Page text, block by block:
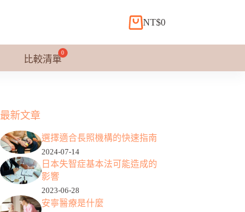
購
物
NT$0
比較清單
最新文章
選擇適合長照機構的快速指南
2024-07-14
日本失智症基本法可能造成的
影響
2023-06-28
安寧醫療是什麼